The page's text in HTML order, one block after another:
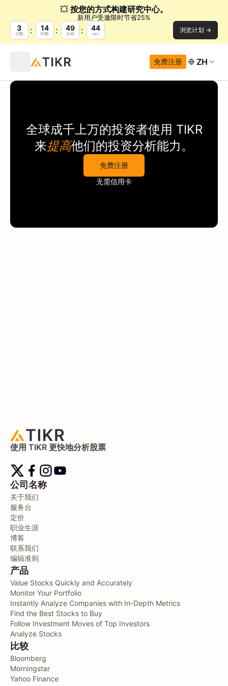
💥 按您的方式构建研究中心。
新用户受邀限时节省25%
3
天数
14
时数
49
分钟
44
sec. 浏览计划 →
免费注册 ZH
全球成千上万的投资者使用 TIKR
来提高他们的投资分析能力。
免费注册
无需信用卡
使用 TIKR 更快地分析股票
公司名称
关于我们
服务台
定价
职业生涯
博客
联系我们
编辑准则
产品
Value Stocks Quickly and Accurately
Monitor Your Portfolio
Instantly Analyze Companies with In-Depth Metrics
Find the Best Stocks to Buy
Follow Investment Moves of Top Investors
Analyze Stocks
比较
Bloomberg
Morningstar
Yahoo Finance